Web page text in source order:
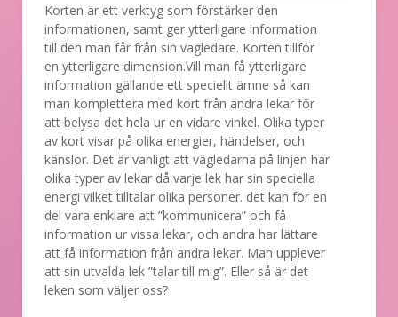
Korten är ett verktyg som förstärker den
informationen, samt ger ytterligare information
till den man får från sin vägledare. Korten tillför
en ytterligare dimension.Vill man få ytterligare
information gällande ett speciellt ämne så kan
man komplettera med kort från andra lekar för
att belysa det hela ur en vidare vinkel. Olika typer
av kort visar på olika energier, händelser, och
känslor. Det är vanligt att vägledarna på linjen har
olika typer av lekar då varje lek har sin speciella
energi vilket tilltalar olika personer. det kan för en
del vara enklare att ”kommunicera” och få
information ur vissa lekar, och andra har lättare
att få information från andra lekar. Man upplever
att sin utvalda lek ”talar till mig”. Eller så är det
leken som väljer oss?